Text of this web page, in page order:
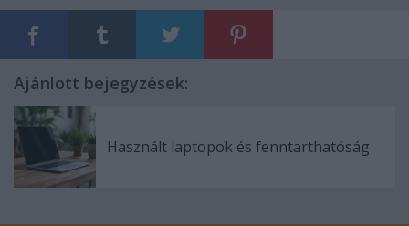
Ajánlott bejegyzések:
Használt laptopok és fenntarthatóság